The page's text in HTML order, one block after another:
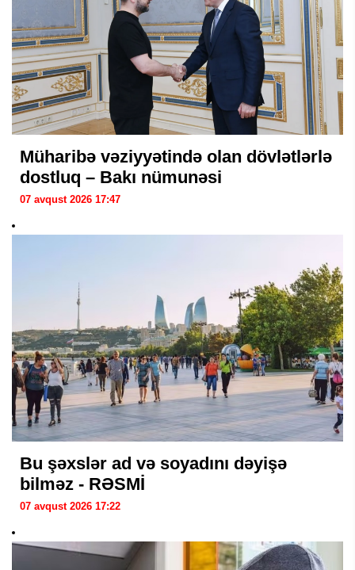
Müharibə vəziyyətində olan dövlətlərlə
dostluq – Bakı nümunəsi
07 avqust 2026 17:47
Bu şəxslər ad və soyadını dəyişə
bilməz - RƏSMİ
07 avqust 2026 17:22